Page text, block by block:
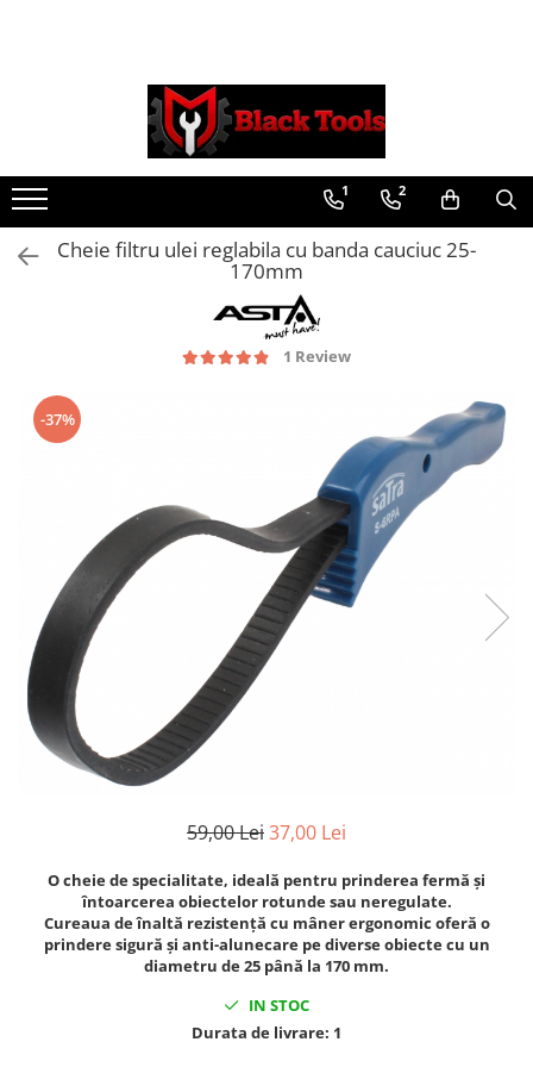
Scule Service Auto
Chei Si Truse De Chei
Chei combinate
Chei Combinate Cu Clichet
Chei Cotite
Clesti pentru sigurante
Clesti reglabili pentru tevi
Clesti universali
Clima/Aer conditionat
Cricuri cutie viteze
Dispozitive de sablat & accesorii
Dispozitive spalat piese
Dulapuri Bancuri Carucioare
Bancuri de lucru
Carucioare pentru marfa
Cutii pentru scule
Module scule
Echipamente De Sudura
Aparate taiere cu plasma
Magneti fixare sudura
1 2
Cheie filtru ulei reglabila cu banda cauciuc 25-
170mm
1 Review
-37%
59,00 Lei37,00 Lei
O cheie de specialitate, ideală pentru prinderea fermă și
întoarcerea obiectelor rotunde sau neregulate.
Cureaua de înaltă rezistență cu mâner ergonomic oferă o
prindere sigură și anti-alunecare pe diverse obiecte cu un
diametru de 25 până la 170 mm.
IN STOC
Durata de livrare: 1